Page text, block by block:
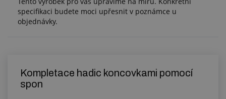
specifikaci budete moci upřesnit v poznámce u
objednávky.
Kompletace hadic koncovkami pomocí
spon